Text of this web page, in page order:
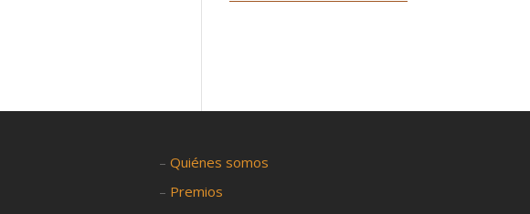
–Quiénes somos
– Premios